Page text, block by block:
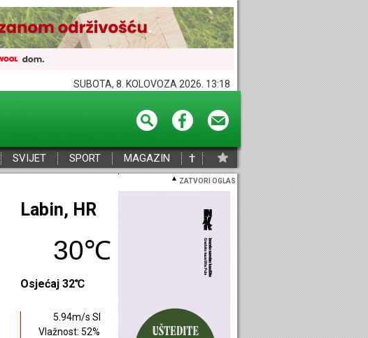
SUBOTA, 8. KOLOVOZA 2026. 13:18
SVIJET SPORT MAGAZIN †
ZATVORI OGLAS
Poreč, HR
30℃
Osjećaj 29℃
4.43m/s JZ
Vlažnost: 39%